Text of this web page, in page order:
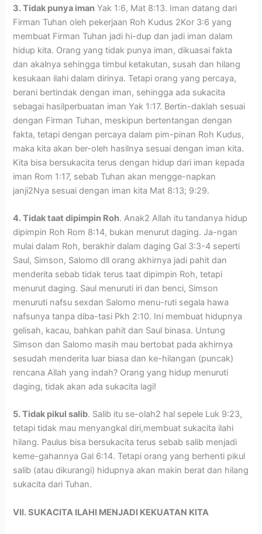
3. Tidak punya iman Yak 1:6, Mat 8:13. Iman datang dari
Firman Tuhan oleh pekerjaan Roh Kudus 2Kor 3:6 yang
membuat Firman Tuhan jadi hi-dup dan jadi iman dalam
hidup kita. Orang yang tidak punya iman, dikuasai fakta
dan akalnya sehingga timbul ketakutan, susah dan hilang
kesukaan ilahi dalam dirinya. Tetapi orang yang percaya,
berani bertindak dengan iman, sehingga ada sukacita
sebagai hasilperbuatan iman Yak 1:17. Bertin-daklah sesuai
dengan Firman Tuhan, meskipun bertentangan dengan
fakta, tetapi dengan percaya dalam pim-pinan Roh Kudus,
maka kita akan ber-oleh hasilnya sesuai dengan iman kita.
Kita bisa bersukacita terus dengan hidup dari iman kepada
iman Rom 1:17, sebab Tuhan akan mengge-napkan
janji2Nya sesuai dengan iman kita Mat 8:13; 9:29.
4. Tidak taat dipimpin Roh. Anak2 Allah itu tandanya hidup
dipimpin Roh Rom 8:14, bukan menurut daging. Ja-ngan
mulai dalam Roh, berakhir dalam daging Gal 3:3-4 seperti
Saul, Simson, Salomo dll orang akhirnya jadi pahit dan
menderita sebab tidak terus taat dipimpin Roh, tetapi
menurut daging. Saul menuruti iri dan benci, Simson
menuruti nafsu sexdan Salomo menu-ruti segala hawa
nafsunya tanpa diba-tasi Pkh 2:10. Ini membuat hidupnya
gelisah, kacau, bahkan pahit dan Saul binasa. Untung
Simson dan Salomo masih mau bertobat pada akhirnya
sesudah menderita luar biasa dan ke-hilangan (puncak)
rencana Allah yang indah? Orang yang hidup menuruti
daging, tidak akan ada sukacita lagi!
5. Tidak pikul salib. Salib itu se-olah2 hal sepele Luk 9:23,
tetapi tidak mau menyangkal diri,membuat sukacita ilahi
hilang. Paulus bisa bersukacita terus sebab salib menjadi
keme-gahannya Gal 6:14. Tetapi orang yang berhenti pikul
salib (atau dikurangi) hidupnya akan makin berat dan hilang
sukacita dari Tuhan.
VII. SUKACITA ILAHI MENJADI KEKUATAN KITA